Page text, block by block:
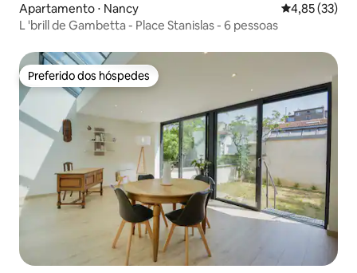
Apartamento ⋅ Nancy 4,85 de uma
4,85 (33)
L 'brill de Gambetta - Place Stanislas - 6 pessoas
Preferido dos hóspedes
Preferido dos hóspedes